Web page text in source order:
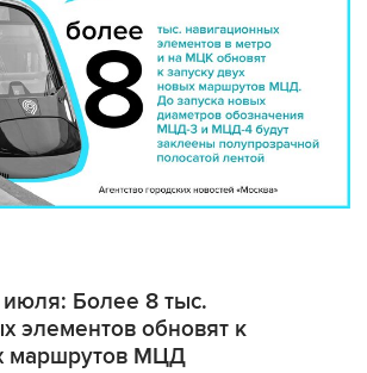
Более 8 тыс.
элементов обновят к
маршрутов МЦД